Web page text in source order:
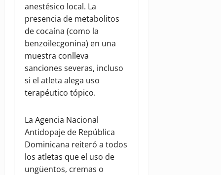
anestésico local. La
presencia de metabolitos
de cocaína (como la
benzoilecgonina) en una
muestra conlleva
sanciones severas, incluso
si el atleta alega uso
terapéutico tópico.
La Agencia Nacional
Antidopaje de República
Dominicana reiteró a todos
los atletas que el uso de
ungüentos, cremas o